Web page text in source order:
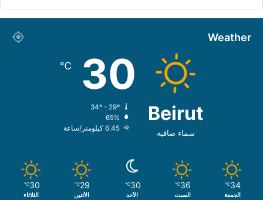
Weather
Beirut
سماء صافية
30
℃
65%
6.45 كيلومتر/ساعة
34
℃
الجمعة
36
℃
السبت
30
℃
الأحد
29
℃
الأثنين
30
℃
الثلاثاء